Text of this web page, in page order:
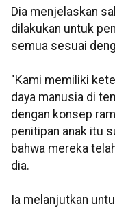
Dia menjelaskan
dilakukan untuk
semua sesuai
"Kami memiliki
daya manusia di
dengan konsep
penitipan anak itu
bahwa mereka
dia.
Ia melanjutkan